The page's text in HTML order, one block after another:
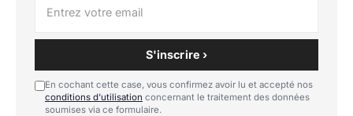
S'inscrire ›
En cochant cette case, vous confirmez avoir lu et accepté nos
conditions d'utilisation concernant le traitement des données
soumises via ce formulaire.